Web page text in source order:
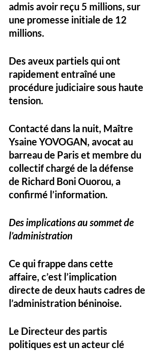
admis avoir reçu 5 millions, sur
une promesse initiale de 12
millions.
Des aveux partiels qui ont
rapidement entraîné une
procédure judiciaire sous haute
tension.
Contacté dans la nuit, Maître
Ysaine YOVOGAN, avocat au
barreau de Paris et membre du
collectif chargé de la défense
de Richard Boni Ouorou, a
confirmé l’information.
Des implications au sommet de
l’administration
Ce qui frappe dans cette
affaire, c’est l’implication
directe de deux hauts cadres de
l’administration béninoise.
Le Directeur des partis
politiques est un acteur clé